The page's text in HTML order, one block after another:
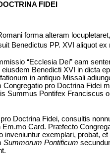
FIDEI
forma alteram
Benedictus PP. XVI aliquot
“Ecclesia Dei” eam
Benedicti XVI in dicta
in antiquo Missali
pro Doctrina Fidei
Summus Pontifex Franciscus
Doctrina Fidei, consultis
Em.mo Card. Præfecto
inveniuntur exemplari, probat,
Summorum Pontificum